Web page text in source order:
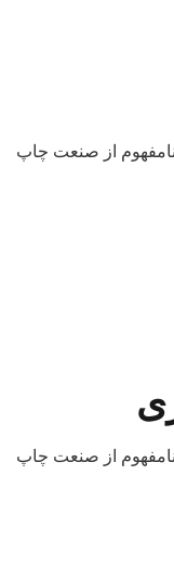
از صنعت چاپ
از صنعت چاپ